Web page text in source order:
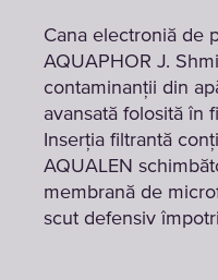
Cana electroniă de
AQUAPHOR J.
contaminanții din
avansată folosită în
Inserția filtrantă
AQUALEN
membrană de
scut defensiv